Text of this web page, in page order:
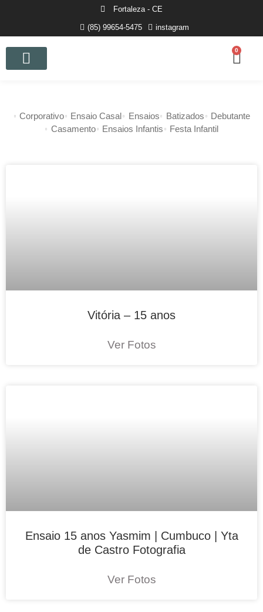
Fortaleza - CE
(85) 99654-5475 instagram
0
Corporativo Ensaio Casal Ensaios Batizados
Debutante
Casamento
Ensaios Infantis Festa Infantil
Vitória – 15 anos
Ver Fotos
Ensaio 15 anos Yasmim | Cumbuco | Yta
de Castro Fotografia
Ver Fotos